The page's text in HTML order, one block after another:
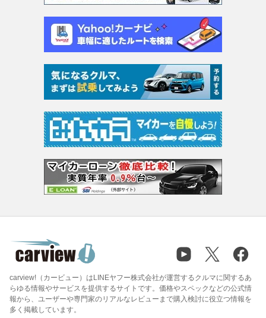
carview!（カービュー）はLINEヤフー株式会社が運営するクルマに関するあ
らゆる情報やサービスを提供するサイトです。価格やスペックなどの公式情
報から、ユーザーや専門家のリアルなレビューまで購入検討に役立つ情報を
多く掲載しています。